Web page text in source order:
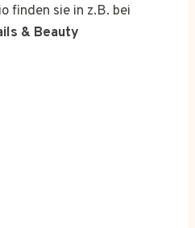
finden sie in z.B. bei
& Beauty